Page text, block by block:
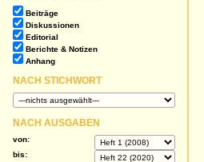
Beiträge
Diskussionen
Editorial
Berichte & Notizen
Anhang
NACH STICHWORT
NACH AUSGABEN
von:
bis: